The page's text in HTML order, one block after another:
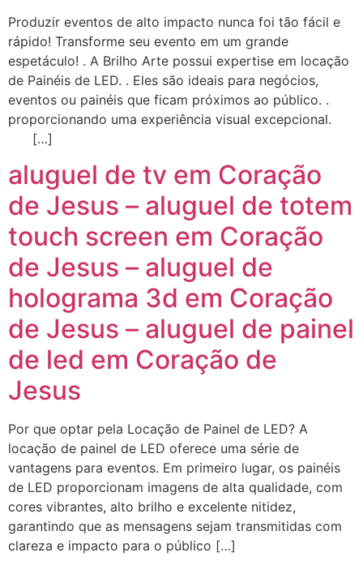
Produzir eventos de alto impacto nunca foi tão fácil e
rápido! Transforme seu evento em um grande
espetáculo! . A Brilho Arte possui expertise em locação
de Painéis de LED. . Eles são ideais para negócios,
eventos ou painéis que ficam próximos ao público. .
proporcionando uma experiência visual excepcional.
[…]
aluguel de tv em Coração
de Jesus – aluguel de totem
touch screen em Coração
de Jesus – aluguel de
holograma 3d em Coração
de Jesus – aluguel de painel
de led em Coração de
Jesus
Por que optar pela Locação de Painel de LED? A
locação de painel de LED oferece uma série de
vantagens para eventos. Em primeiro lugar, os painéis
de LED proporcionam imagens de alta qualidade, com
cores vibrantes, alto brilho e excelente nitidez,
garantindo que as mensagens sejam transmitidas com
clareza e impacto para o público […]